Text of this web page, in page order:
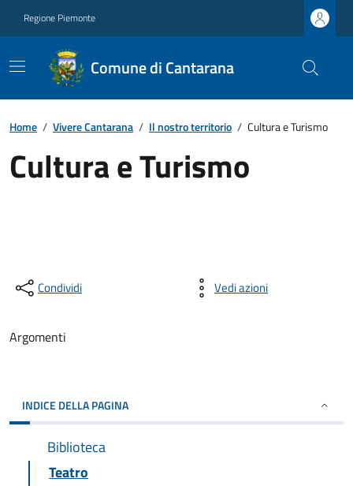
Regione Piemonte
Comune di Cantarana
Home / Vivere Cantarana / Il nostro territorio / Cultura e Turismo
Cultura e Turismo
Condividi Vedi azioni
Argomenti
INDICE DELLA PAGINA
Biblioteca
Teatro